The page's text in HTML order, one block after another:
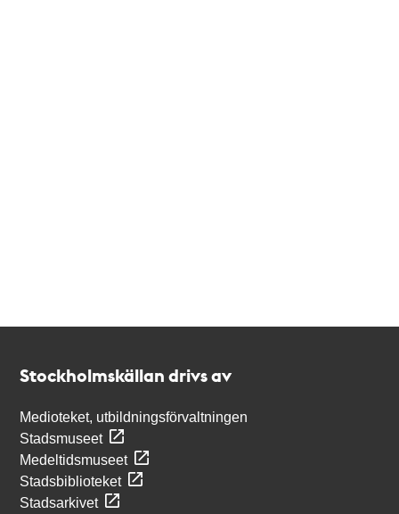
Stockholmskällan drivs av
Medioteket, utbildningsförvaltningen
Stadsmuseet
Medeltidsmuseet
Stadsbiblioteket
Stadsarkivet